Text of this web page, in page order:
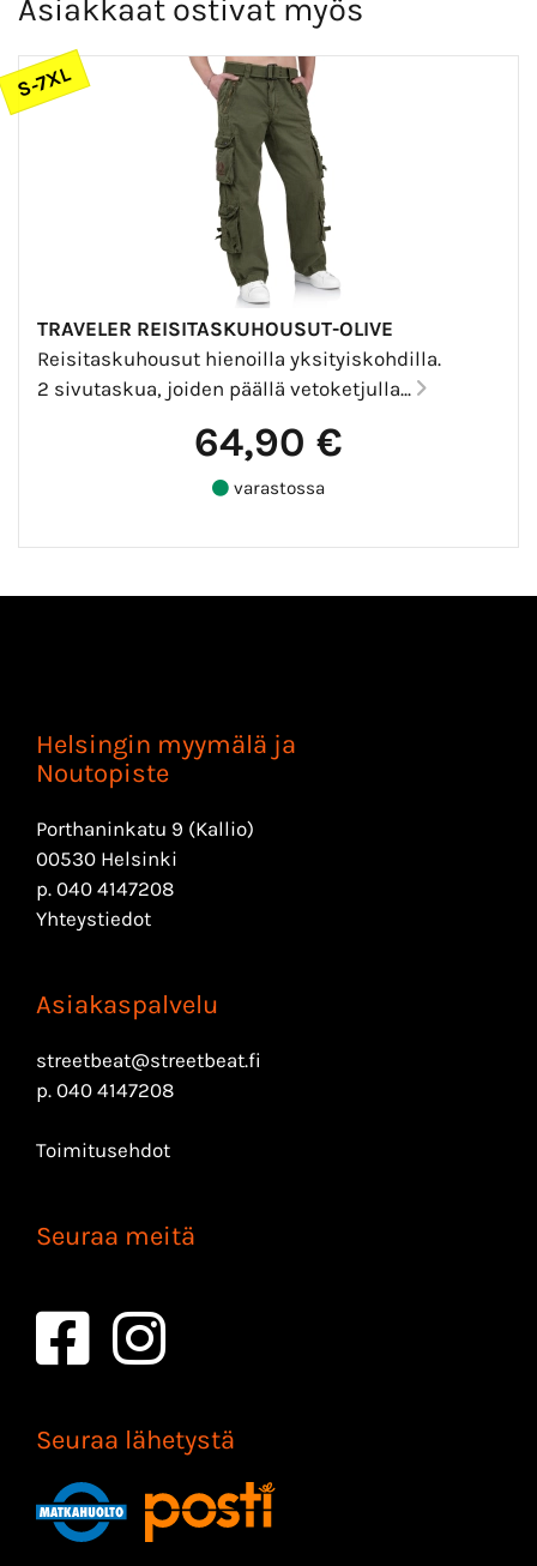
Asiakkaat ostivat myös
S-7XL
TRAVELER REISITASKUHOUSUT-OLIVE
Reisitaskuhousut hienoilla yksityiskohdilla.
2 sivutaskua, joiden päällä vetoketjulla...
64,90 €
varastossa
Helsingin myymälä ja
Noutopiste
Porthaninkatu 9 (Kallio)
00530 Helsinki
p. 040 4147208
Yhteystiedot
Asiakaspalvelu
streetbeat@streetbeat.fi
p. 040 4147208
Toimitusehdot
Seuraa meitä
Seuraa lähetystä